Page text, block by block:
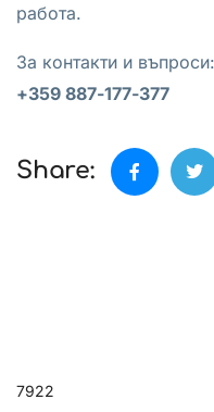
работа.
За контакти и въпроси:
+359 887-177-377
Share:
7922